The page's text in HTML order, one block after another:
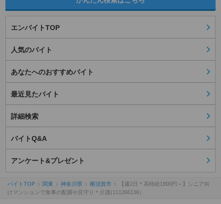
エンバイトTOP
人気のバイト
あなたへのおすすめバイト
最近見たバイト
詳細検索
バイトQ&A
アンケート&プレゼント
バイトTOP 関東 神奈川県 横須賀市
【週2日＊高時給1900円～】シニア向
けマンションで食事の配膳や見守り＊介護(111266136）